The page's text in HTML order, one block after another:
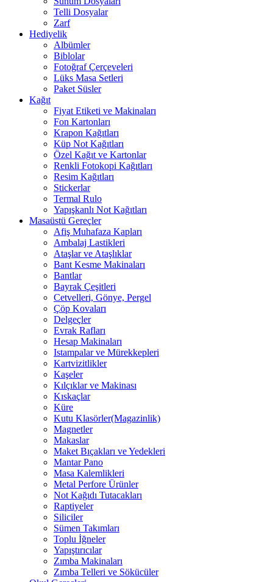
Telli Dosyalar
Zarf
Hediyelik
Albümler
Biblolar
Fotoğraf Çerçeveleri
Lüks Masa Setleri
Paket Süsler
Kağıt
Fiyat Etiketi ve Makinaları
Fon Kartonları
Krapon Kağıtları
Küp Not Kağıtları
Özel Kağıt ve Kartonlar
Renkli Fotokopi Kağıtları
Resim Kağıtları
Stickerlar
Termal Rulo
Yapışkanlı Not Kağıtları
Masaüstü Gereçler
Afiş Muhafaza Kapları
Ambalaj Lastikleri
Ataşlar ve Ataşlıklar
Bant Kesme Makinaları
Bantlar
Bayrak Çeşitleri
Cetvelleri, Gönye, Pergel
Çöp Kovaları
Delgeçler
Evrak Rafları
Hesap Makinaları
Istampalar ve Mürekkepleri
Kartvizitlikler
Kaşeler
Kılçıklar ve Makinası
Kıskaçlar
Küre
Kutu Klasörler(Magazinlik)
Magnetler
Makaslar
Maket Bıçakları ve Yedekleri
Mantar Pano
Masa Kalemlikleri
Metal Perfore Ürünler
Not Kağıdı Tutacakları
Raptiyeler
Siliciler
Sümen Takımları
Toplu İğneler
Yapıştırıcılar
Zımba Makinaları
Zımba Telleri ve Sökücüler